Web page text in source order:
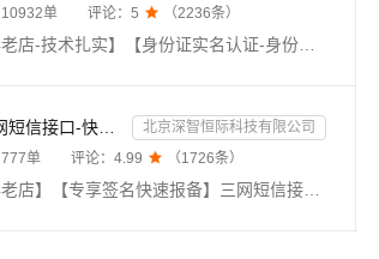
10932单 评论： 5  （2236条）
【7年老店-技术扎实】【身份证实名认证-身份证二要素】【免费赠送OCR产品】【精品API提供精品服务】身份实名认证二要素接口是根据核对姓名和身份证号码是否一致，进而核验个人身份真伪。身份实名认证-身份证-身份实名认证核验-身份实名认证-实名认证-身份证实名认证查询-身份实名认证-中国港澳台身份实名认证-身份实名认证查询-身份证认证-身份证实名】【有问题随时联系客服，及时响应】
【三网短信接口-快速报备签名】短信服务-验证码-验证码短信-三网短信接口-短信验证码-短信-短信服务
北京深智恒际科技有限公司
777单 评论： 4.99  （1726条）
【7年老店】【专享签名快速报备】三网短信接口验证码，电信移动联通短信服务，适用于验证码短信、触发短信提醒等应用，发送稳定，服务周全。【联系客服添加自己的签名】【三网短信接口、短信验证码、三网短信接口验证码、数字藏品、短信群发、三网短信接口、验证码短信、短信接口、数藏平台注册、短信注册】《身份证实名认证、手机三要素实名认证、银行卡二、三、四要素实名认证》更多产品体验请往下翻到详情